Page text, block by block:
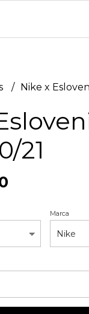
Nike x
21
Marca